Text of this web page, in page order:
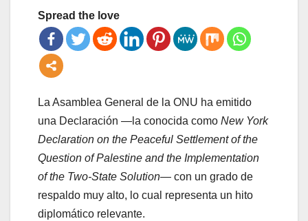
Spread the love
La Asamblea General de la ONU ha emitido
una Declaración —la conocida como New York
Declaration on the Peaceful Settlement of the
Question of Palestine and the Implementation
of the Two-State Solution— con un grado de
respaldo muy alto, lo cual representa un hito
diplomático relevante.